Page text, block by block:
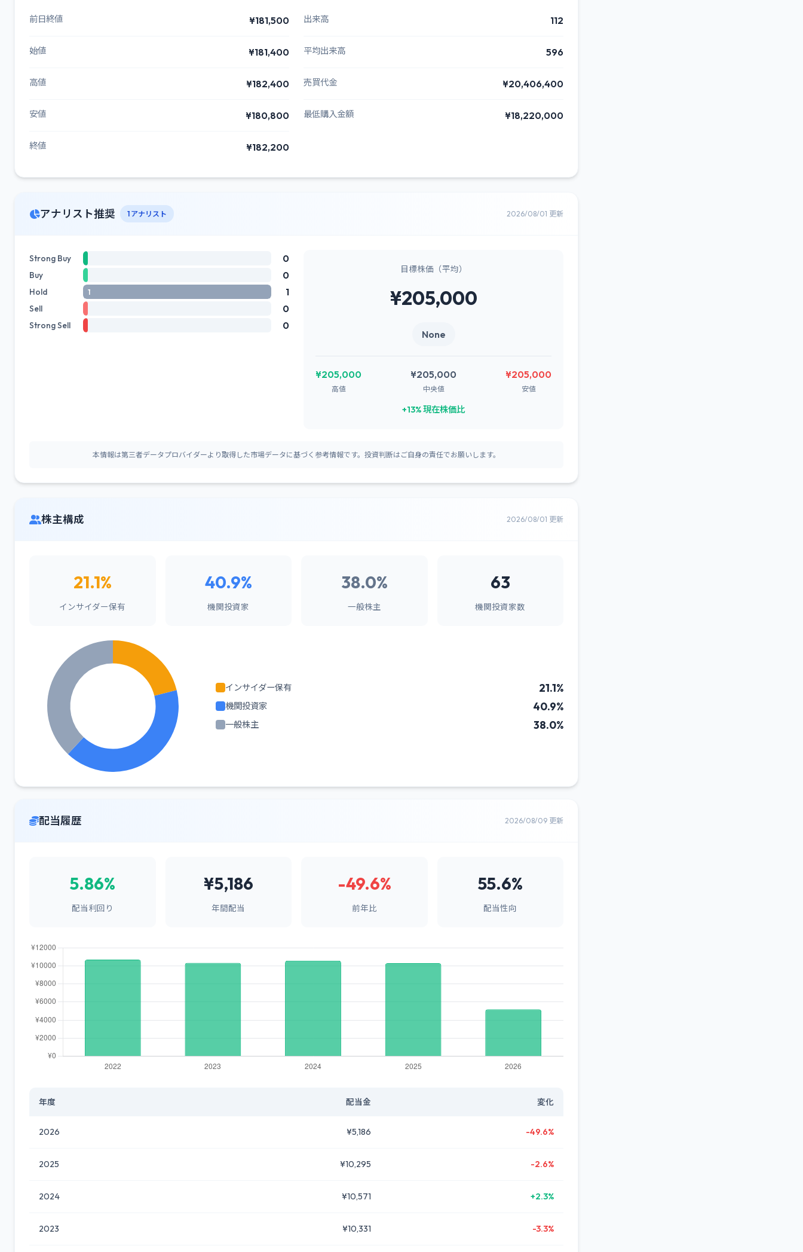
前日終値 ¥181,500
始値 ¥181,400
高値 ¥182,400
安値 ¥180,800
終値 ¥182,200
出来高 112
平均出来高 596
売買代金 ¥20,406,400
最低購入金額 ¥18,220,000
アナリスト推奨 1 アナリスト 2026/08/01 更新
Strong Buy 0
Buy 0
Hold 1 1
Sell 0
Strong Sell 0
目標株価（平均）
¥205,000
None
¥205,000
高値
¥205,000
中央値
¥205,000
安値
+13% 現在株価比
本情報は第三者データプロバイダーより取得した市場データに基づく参考情報です。投資判断はご自身の責任でお願いします。
株主構成 2026/08/01 更新
21.1%
インサイダー保有
40.9%
機関投資家
38.0%
一般株主
63
機関投資家数
インサイダー保有 21.1%
機関投資家 40.9%
一般株主 38.0%
配当履歴 2026/08/09 更新
5.86%
配当利回り
¥5,186
年間配当
-49.6%
前年比
55.6%
配当性向
年度 配当金 変化
2026 ¥5,186 -49.6%
2025 ¥10,295 -2.6%
2024 ¥10,571 +2.3%
2023 ¥10,331 -3.3%